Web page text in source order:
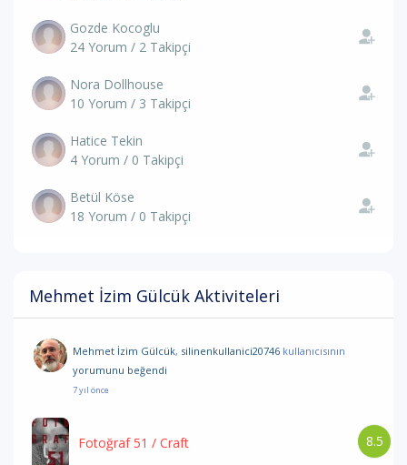
Gozde Kocoglu
24 Yorum / 2 Takipçi
Nora Dollhouse
10 Yorum / 3 Takipçi
Hatice Tekin
4 Yorum / 0 Takipçi
Betül Köse
18 Yorum / 0 Takipçi
Mehmet İzim Gülcük Aktiviteleri
Mehmet İzim Gülcük, silinenkullanici20746 kullanıcısının
yorumunu beğendi
7 yıl önce
8.5
Fotoğraf 51 / Craft